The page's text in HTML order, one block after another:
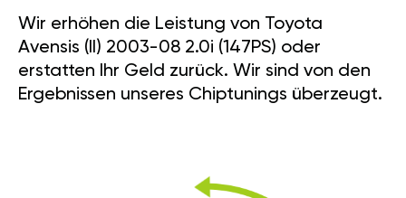
Wir erhöhen die Leistung von Toyota
Avensis (II) 2003-08 2.0i (147PS) oder
erstatten Ihr Geld zurück. Wir sind von den
Ergebnissen unseres Chiptunings überzeugt.